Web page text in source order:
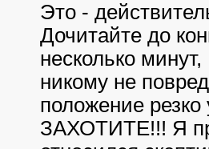
Это -
Дочитайте до
несколько
никому не
положение
ЗАХОТИТЕ!!! Я